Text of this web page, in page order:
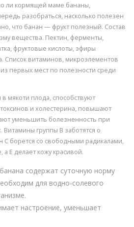
ли кормящей маме бананы,
разобраться, насколько полезен
что банан — фрукт полезный. Состав
вещества. Пектин, ферменты,
фруктовые кислоты, эфиры
Список витаминов, микроэлементов
первых мест по полезности среди
мякоти плода, способствуют
и холестерина, повышают
уменьшить болезненность при
группы В заботятся о
С борется со свободными радикалами,
Е делает кожу красивой.
содержат суточную норму
для водно-солевого
настроение, уменьшает